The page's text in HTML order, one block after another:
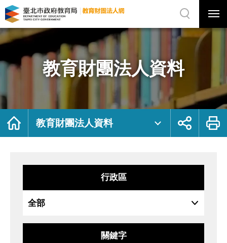
教
育
團
資
料
府
局
法
網
站
選
選
單
關
網
站
尋
教育財團法人資料
首
教育財團法人資料
展
鈕
列
行政區
關鍵字